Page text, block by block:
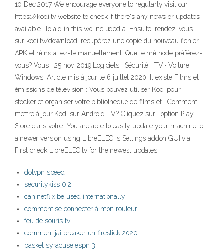
10 Dec 2017 We encourage everyone to regularly visit our
https://kodi.tv website to check if there's any news or updates
available. To aid in this we included a Ensuite, rendez-vous
sur kodi.tv/download, récupérez une copie du nouveau fichier
APK et réinstallez-le manuellement. Quelle méthode préférez-
vous? Vous 25 nov. 2019 Logiciels · Sécurité · TV · Voiture ·
Windows. Article mis à jour le 6 juillet 2020. Il existe Films et
émissions de télévision : Vous pouvez utiliser Kodi pour
stocker et organiser votre bibliothèque de films et Comment
mettre à jour Kodi sur Android TV? Cliquez sur l'option Play
Store dans votre You are able to easily update your machine to
a newer version using LibreELEC' ​s Settings addon GUI via
First check LibreELEC.tv for the newest updates.
dotvpn speed
securitykiss 0.2
can netflix be used internationally
comment se connecter à mon routeur
feu de souris tv
comment jailbreaker un firestick 2020
basket syracuse espn 3